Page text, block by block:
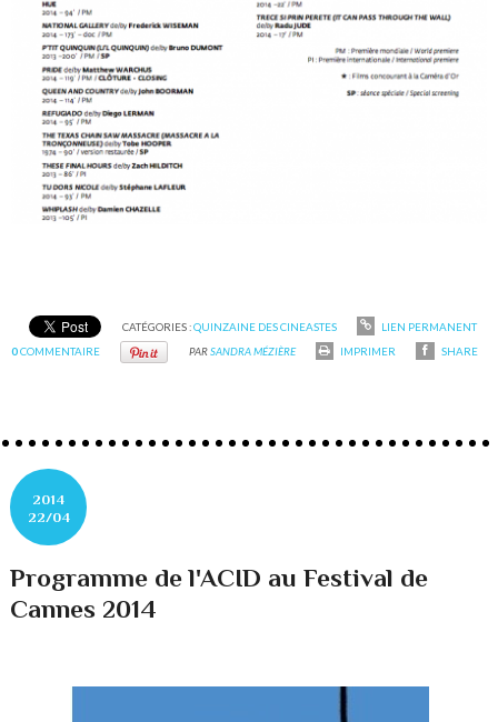
CATÉGORIES :QUINZAINE DES CINEASTES
LIEN PERMANENT
0COMMENTAIRE PARSANDRA MÉZIÈRE IMPRIMER SHARE
2014
22/04
Programme de l'ACID au Festival de
Cannes 2014